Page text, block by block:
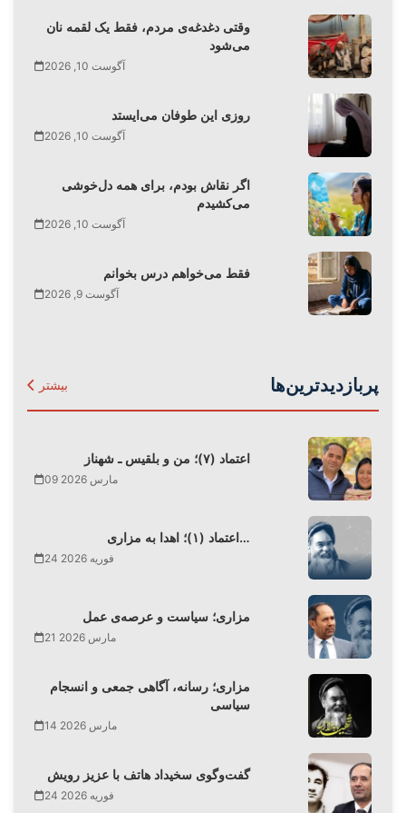
وقتی دغدغه‌ی مردم، فقط یک لقمه نان
می‌شود
آگوست 10, 2026
روزی این طوفان‌ می‌ایستد
آگوست 10, 2026
اگر نقاش بودم، برای همه دل‌خوشی
می‌کشیدم
آگوست 10, 2026
فقط می‌‌خواهم درس بخوانم
آگوست 9, 2026
پربازدیدترین‌ها بیشتر
اعتماد (۷)؛ من و بلقیس ـ شهناز
09 مارس 2026
اعتماد (۱)؛ اهدا به مزاری…
24 فوریه 2026
مزاری؛ سیاست و عرصه‌ی عمل
21 مارس 2026
مزاری؛ رسانه، آگاهی جمعی و انسجام
سیاسی
14 مارس 2026
گفت‌وگوی سخیداد هاتف با عزیز رویش
24 فوریه 2026